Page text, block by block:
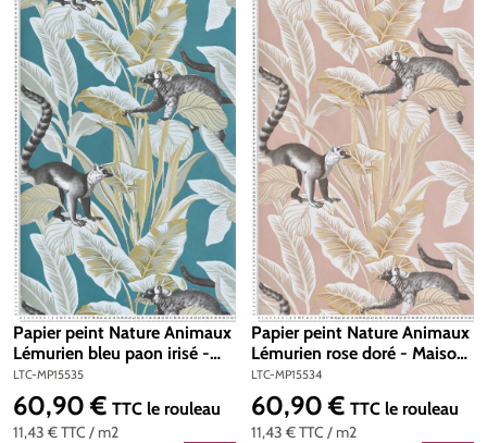
Papier peint Nature Animaux
Lémurien bleu paon irisé -
Maison Paradis de Lutèce |
Réf. LTC-MP15535
LTC-MP15535
11,43 €TTC / m2
Prix régulier :
60,90 € TTC le rouleau
Papier peint Nature Animaux
Lémurien rose doré - Maison
Paradis de Lutèce | Réf. LTC-
MP15534
LTC-MP15534
11,43 €TTC / m2
Prix régulier :
60,90 € TTC le rouleau